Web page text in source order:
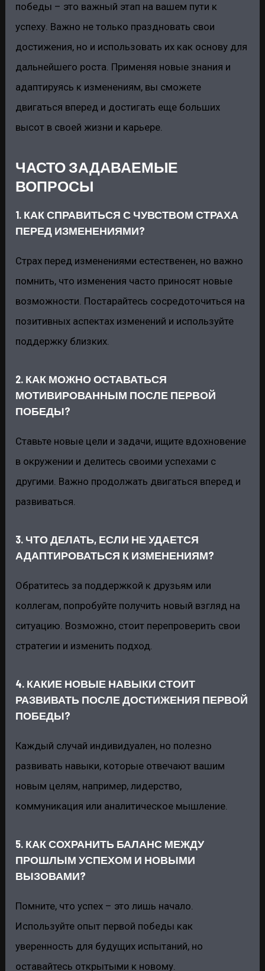
победы – это важный этап на вашем пути к
успеху. Важно не только праздновать свои
достижения, но и использовать их как основу для
дальнейшего роста. Применяя новые знания и
адаптируясь к изменениям, вы сможете
двигаться вперед и достигать еще больших
высот в своей жизни и карьере.
ЧАСТО ЗАДАВАЕМЫЕ
ВОПРОСЫ
1. КАК СПРАВИТЬСЯ С ЧУВСТВОМ СТРАХА
ПЕРЕД ИЗМЕНЕНИЯМИ?
Страх перед изменениями естественен, но важно
помнить, что изменения часто приносят новые
возможности. Постарайтесь сосредоточиться на
позитивных аспектах изменений и используйте
поддержку близких.
2. КАК МОЖНО ОСТАВАТЬСЯ
МОТИВИРОВАННЫМ ПОСЛЕ ПЕРВОЙ
ПОБЕДЫ?
Ставьте новые цели и задачи, ищите вдохновение
в окружении и делитесь своими успехами с
другими. Важно продолжать двигаться вперед и
развиваться.
3. ЧТО ДЕЛАТЬ, ЕСЛИ НЕ УДАЕТСЯ
АДАПТИРОВАТЬСЯ К ИЗМЕНЕНИЯМ?
Обратитесь за поддержкой к друзьям или
коллегам, попробуйте получить новый взгляд на
ситуацию. Возможно, стоит перепроверить свои
стратегии и изменить подход.
4. КАКИЕ НОВЫЕ НАВЫКИ СТОИТ
РАЗВИВАТЬ ПОСЛЕ ДОСТИЖЕНИЯ ПЕРВОЙ
ПОБЕДЫ?
Каждый случай индивидуален, но полезно
развивать навыки, которые отвечают вашим
новым целям, например, лидерство,
коммуникация или аналитическое мышление.
5. КАК СОХРАНИТЬ БАЛАНС МЕЖДУ
ПРОШЛЫМ УСПЕХОМ И НОВЫМИ
ВЫЗОВАМИ?
Помните, что успех – это лишь начало.
Используйте опыт первой победы как
уверенность для будущих испытаний, но
оставайтесь открытыми к новому.